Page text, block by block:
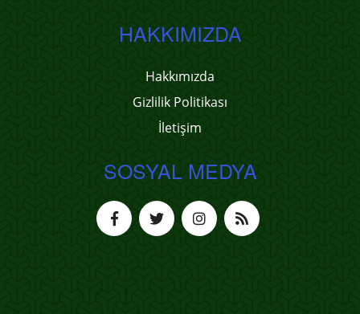
HAKKIMIZDA
Hakkımızda
Gizlilik Politikası
İletişim
SOSYAL MEDYA